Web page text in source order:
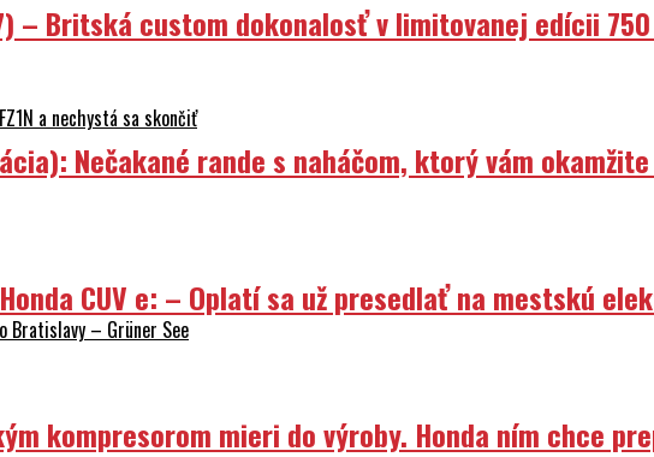
a nechystá sa skončiť
Bratislavy – Grüner See
– Britská custom dokonalosť v limitovanej edícii
Nečakané rande s naháčom, ktorý vám
Honda CUV e: – Oplatí sa už presedlať na mestskú
kompresorom mieri do výroby. Honda ním chce